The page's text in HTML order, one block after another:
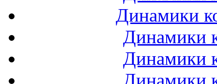
Динамики
Динамики
Динамики